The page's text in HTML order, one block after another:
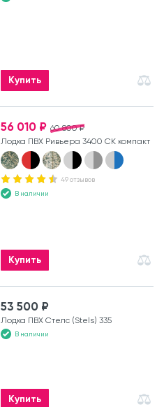
Купить
60 800 ₽
56 010 ₽
Лодка ПВХ Ривьера 3400 СК компакт
49 отзывов
В наличии
Купить
53 500 ₽
Лодка ПВХ Стелс (Stels) 335
В наличии
Купить